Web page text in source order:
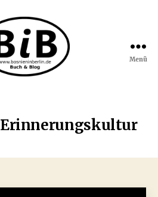
Menü
Erinnerungskultur